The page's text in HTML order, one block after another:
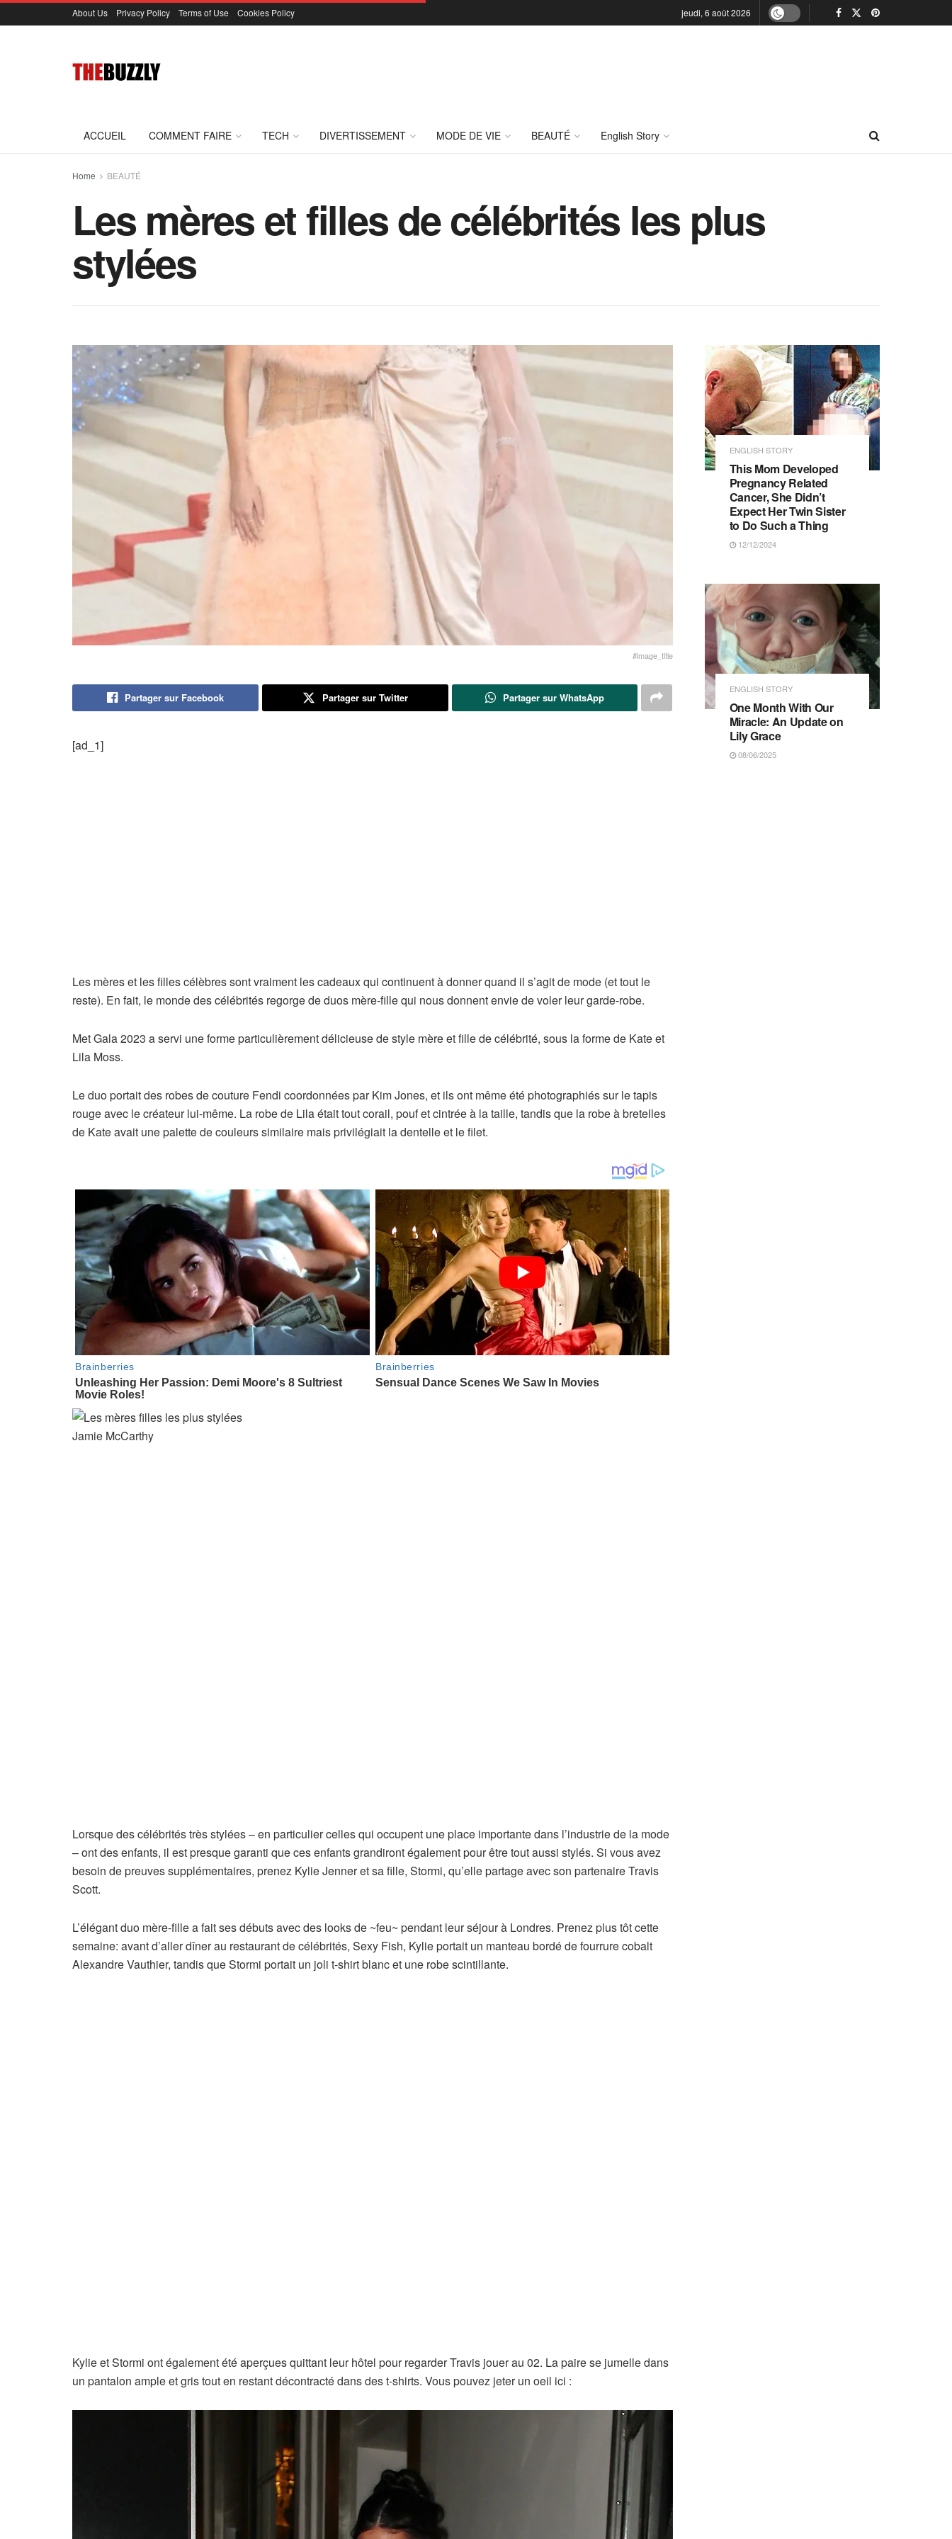
About Us Privacy Policy Terms of Use Cookies Policy jeudi, 6 août 2026
ACCUEIL COMMENT FAIRE TECH DIVERTISSEMENT MODE DE VIE BEAUTÉ English Story
Home BEAUTÉ
Les mères et filles de célébrités les plus
stylées
#image_title
Partager sur Facebook Partager sur Twitter Partager sur WhatsApp
[ad_1]
Les mères et les filles célèbres sont vraiment les cadeaux qui continuent à donner quand il s’agit de mode (et tout le
reste). En fait, le monde des célébrités regorge de duos mère-fille qui nous donnent envie de voler leur garde-robe.
Met Gala 2023 a servi une forme particulièrement délicieuse de style mère et fille de célébrité, sous la forme de Kate et
Lila Moss.
Le duo portait des robes de couture Fendi coordonnées par Kim Jones, et ils ont même été photographiés sur le tapis
rouge avec le créateur lui-même. La robe de Lila était tout corail, pouf et cintrée à la taille, tandis que la robe à bretelles
de Kate avait une palette de couleurs similaire mais privilégiait la dentelle et le filet.
Jamie McCarthy
Lorsque des célébrités très stylées – en particulier celles qui occupent une place importante dans l’industrie de la mode
– ont des enfants, il est presque garanti que ces enfants grandiront également pour être tout aussi stylés. Si vous avez
besoin de preuves supplémentaires, prenez Kylie Jenner et sa fille, Stormi, qu’elle partage avec son partenaire Travis
Scott.
L’élégant duo mère-fille a fait ses débuts avec des looks de ~feu~ pendant leur séjour à Londres. Prenez plus tôt cette
semaine: avant d’aller dîner au restaurant de célébrités, Sexy Fish, Kylie portait un manteau bordé de fourrure cobalt
Alexandre Vauthier, tandis que Stormi portait un joli t-shirt blanc et une robe scintillante.
Kylie et Stormi ont également été aperçues quittant leur hôtel pour regarder Travis jouer au 02. La paire se jumelle dans
un pantalon ample et gris tout en restant décontracté dans des t-shirts. Vous pouvez jeter un oeil ici :
ENGLISH STORY
This Mom Developed
Pregnancy Related
Cancer, She Didn’t
Expect Her Twin Sister
to Do Such a Thing
12/12/2024
ENGLISH STORY
One Month With Our
Miracle: An Update on
Lily Grace
08/06/2025